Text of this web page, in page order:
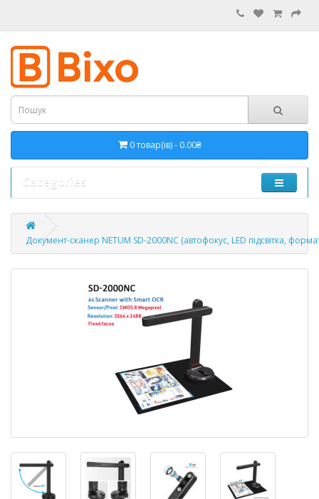
0 товар(ів) - 0.00₴
Categories
Документ-сканер NETUM SD-2000NC (автофокус, LED підсвітка,